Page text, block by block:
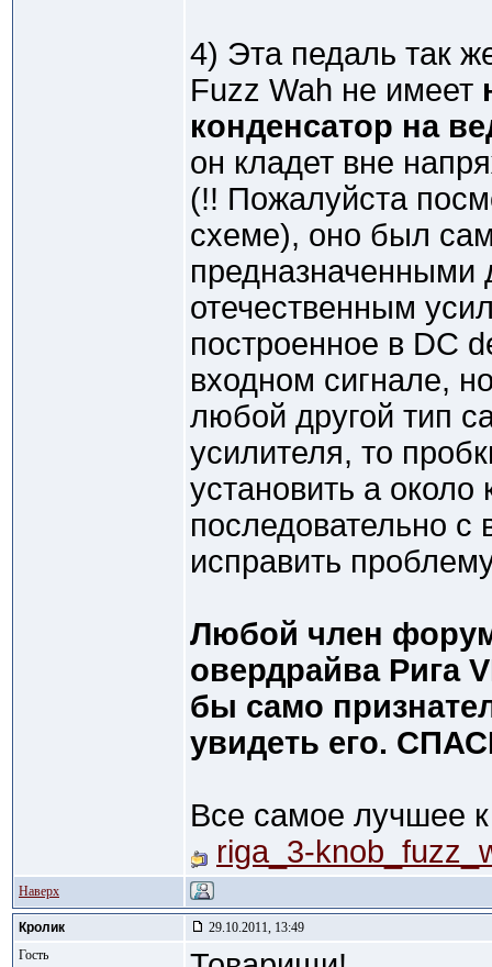
4) Эта педаль так
Fuzz Wah не имеет
конденсатор на
он кладет вне
(!! Пожалуйста
схеме), оно был
предназначенными
отечественным
построенное в DC
входном сигнале,
любой другой тип
усилителя, то
установить a около
последовательно с
исправить
Любой член
овердрайва Рига
бы само
увидеть его.
Все самое лучшее
riga_3-
Наверх
Кролик
29.10.2011, 13:49
Гость